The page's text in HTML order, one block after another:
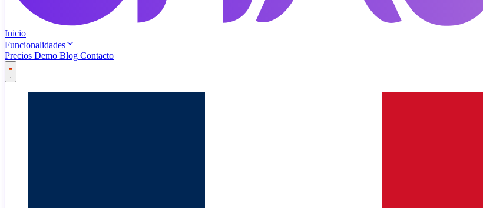
Inicio
Funcionalidades
Precios Demo Blog Contacto